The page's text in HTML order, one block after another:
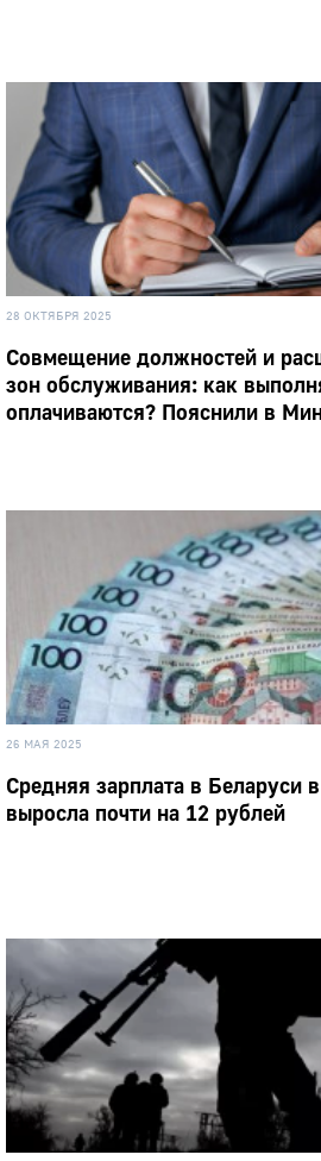
28 ОКТЯБРЯ 2025
Совмещение должностей и
зон обслуживания: как
оплачиваются? Пояснили в
26 МАЯ 2025
Средняя зарплата в Беларуси
выросла почти на 12 рублей